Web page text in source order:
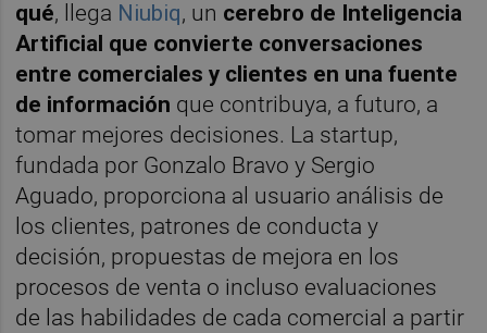
qué, llega Niubiq, un cerebro de Inteligencia
Artificial que convierte conversaciones
entre comerciales y clientes en una fuente
de información que contribuya, a futuro, a
tomar mejores decisiones. La startup,
fundada por Gonzalo Bravo y Sergio
Aguado, proporciona al usuario análisis de
los clientes, patrones de conducta y
decisión, propuestas de mejora en los
procesos de venta o incluso evaluaciones
de las habilidades de cada comercial a partir